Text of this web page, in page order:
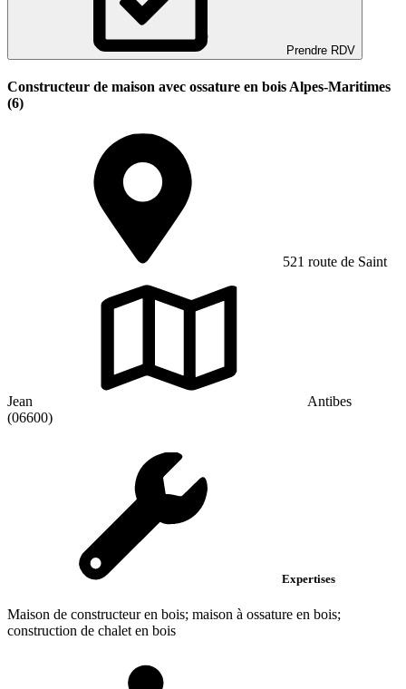
Prendre RDV
Constructeur de maison avec ossature en bois Alpes-Maritimes
(6)
521 route de Saint
Jean
Antibes
(06600)
Expertises
Maison de constructeur en bois; maison à ossature en bois;
construction de chalet en bois